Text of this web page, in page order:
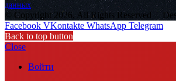
данных
© Copyright 2026, All Rights Reserved |
Facebook VKontakte WhatsApp Telegram
Back to top button
Close
Войти